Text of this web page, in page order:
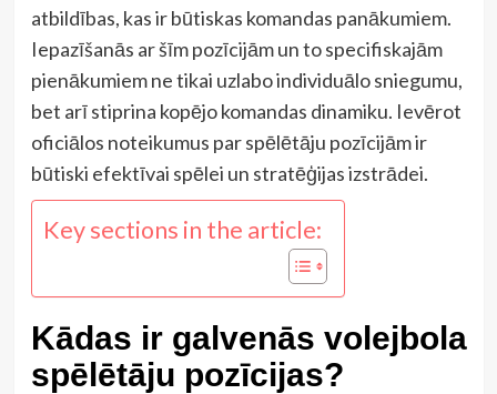
atbildības, kas ir būtiskas komandas panākumiem.
Iepazīšanās ar šīm pozīcijām un to specifiskajām
pienākumiem ne tikai uzlabo individuālo sniegumu,
bet arī stiprina kopējo komandas dinamiku. Ievērot
oficiālos noteikumus par spēlētāju pozīcijām ir
būtiski efektīvai spēlei un stratēģijas izstrādei.
Key sections in the article:
Kādas ir galvenās volejbola
spēlētāju pozīcijas?